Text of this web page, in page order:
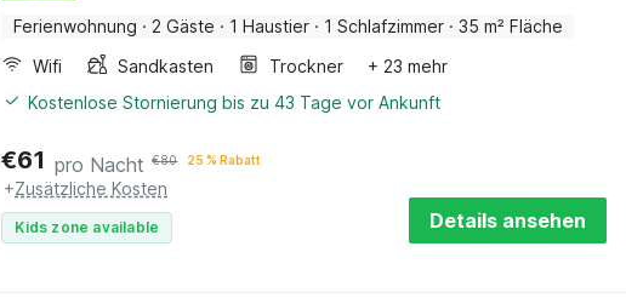
Ferienwohnung · 2 Gäste · 1 Haustier · 1 Schlafzimmer · 35 m² Fläche
Wifi
Sandkasten Trockner
+ 23 mehr
Kostenlose Stornierung bis zu 43 Tage vor Ankunft
€61 pro Nacht €80 25 % Rabatt
+Zusätzliche Kosten
Kids zone available Details ansehen